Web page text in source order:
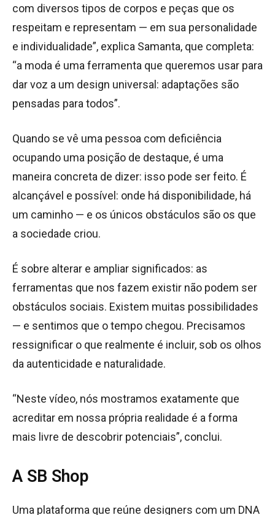
com diversos tipos de corpos e peças que os
respeitam e representam — em sua personalidade
e individualidade”, explica Samanta, que completa:
“a moda é uma ferramenta que queremos usar para
dar voz a um design universal: adaptações são
pensadas para todos”.
Quando se vê uma pessoa com deficiência
ocupando uma posição de destaque, é uma
maneira concreta de dizer: isso pode ser feito. É
alcançável e possível: onde há disponibilidade, há
um caminho — e os únicos obstáculos são os que
a sociedade criou.
É sobre alterar e ampliar significados: as
ferramentas que nos fazem existir não podem ser
obstáculos sociais. Existem muitas possibilidades
— e sentimos que o tempo chegou. Precisamos
ressignificar o que realmente é incluir, sob os olhos
da autenticidade e naturalidade.
“Neste vídeo, nós mostramos exatamente que
acreditar em nossa própria realidade é a forma
mais livre de descobrir potenciais”, conclui.
A SB Shop
Uma plataforma que reúne designers com um DNA